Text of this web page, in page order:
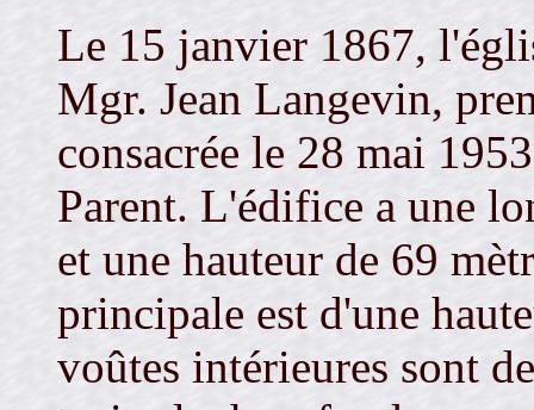
Le 15 janvier 1867,
Mgr. Jean Langevin,
consacrée le 28 mai
Parent. L'édifice a une
et une hauteur de 69
principale est d'une
voûtes intérieures sont